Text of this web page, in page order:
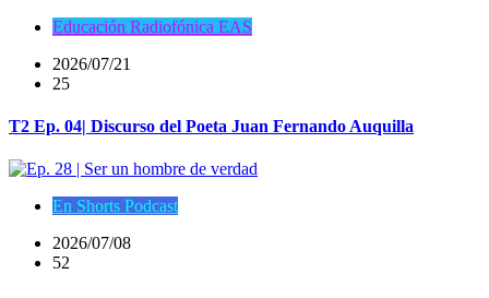
Educación Radiofónica EAS
2026/07/21
25
T2 Ep. 04| Discurso del Poeta Juan Fernando Auquilla
En Shorts Podcast
2026/07/08
52